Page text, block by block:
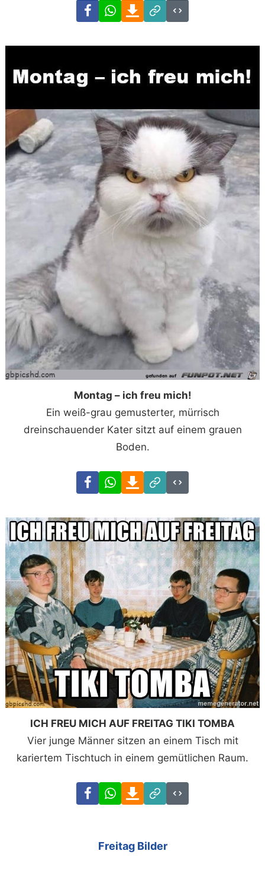
FacebookWhatsAppDownload
Link
Code
Montag – ich freu mich!
Ein weiß-grau gemusterter, mürrisch
dreinschauender Kater sitzt auf einem grauen
Boden.
FacebookWhatsAppDownload
Link
Code
ICH FREU MICH AUF FREITAG TIKI TOMBA
Vier junge Männer sitzen an einem Tisch mit
kariertem Tischtuch in einem gemütlichen Raum.
FacebookWhatsAppDownload
Link
Code
Freitag Bilder